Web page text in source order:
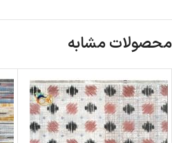
محصولات مشابه